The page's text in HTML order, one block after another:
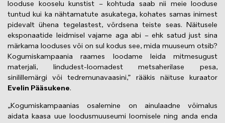
looduse kooselu kunstist – kohtuda saab nii meie looduse
tuntud kui ka nähtamatute asukatega, kohates samas inimest
pidevalt ühena tegelastest, võrdsena teiste seas. Näitusele
eksponaatide leidmisel vajame aga abi – ehk satud just sina
märkama looduses või on sul kodus see, mida muuseum otsib?
Kogumiskampaania raames loodame leida mitmesugust
materjali, lindudest-loomadest metsaherilase pesa,
sinilillemärgi või tedremunavaasini,” rääkis näituse kuraator
Evelin Pääsukene.
„Kogumiskampaanias osalemine on ainulaadne võimalus
aidata kaasa uue loodusmuuseumi loomisele ning anda enda